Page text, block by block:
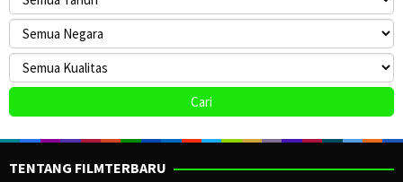
TENTANG FILMTERBARU